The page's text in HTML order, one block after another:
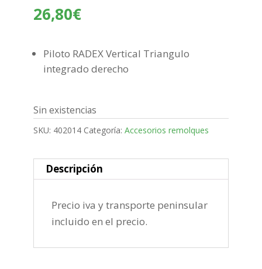
26,80€
Piloto RADEX Vertical Triangulo
integrado derecho
Sin existencias
SKU: 402014 Categoría: Accesorios remolques
Descripción
Precio iva y transporte peninsular
incluido en el precio.